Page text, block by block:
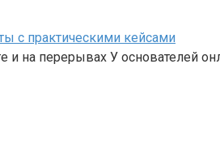
с практическими кейсами
на перерывах У основателей